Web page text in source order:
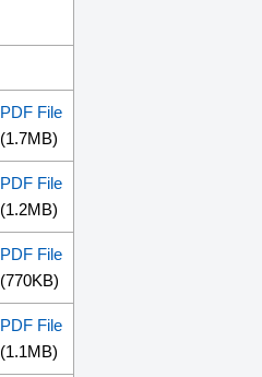
PDF File
(1.7MB)
PDF File
(1.2MB)
PDF File
(770KB)
PDF File
(1.1MB)